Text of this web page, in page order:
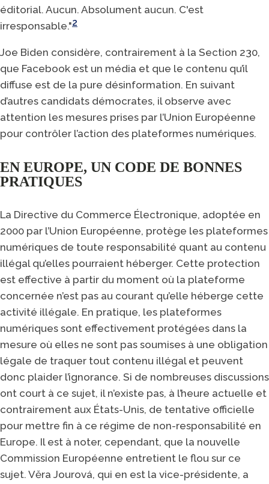
éditorial. Aucun. Absolument aucun. C'est
irresponsable."2
Joe Biden considère, contrairement à la Section 230,
que Facebook est un média et que le contenu qu’il
diffuse est de la pure désinformation. En suivant
d’autres candidats démocrates, il observe avec
attention les mesures prises par l’Union Européenne
pour contrôler l’action des plateformes numériques.
EN EUROPE, UN CODE DE BONNES
PRATIQUES
La Directive du Commerce Électronique, adoptée en
2000 par l’Union Européenne, protège les plateformes
numériques de toute responsabilité quant au contenu
illégal qu’elles pourraient héberger. Cette protection
est effective à partir du moment où la plateforme
concernée n’est pas au courant qu’elle héberge cette
activité illégale. En pratique, les plateformes
numériques sont effectivement protégées dans la
mesure où elles ne sont pas soumises à une obligation
légale de traquer tout contenu illégal et peuvent
donc plaider l’ignorance. Si de nombreuses discussions
ont court à ce sujet, il n’existe pas, à l’heure actuelle et
contrairement aux États-Unis, de tentative officielle
pour mettre fin à ce régime de non-responsabilité en
Europe. Il est à noter, cependant, que la nouvelle
Commission Européenne entretient le flou sur ce
sujet. Věra Jourová, qui en est la vice-présidente, a